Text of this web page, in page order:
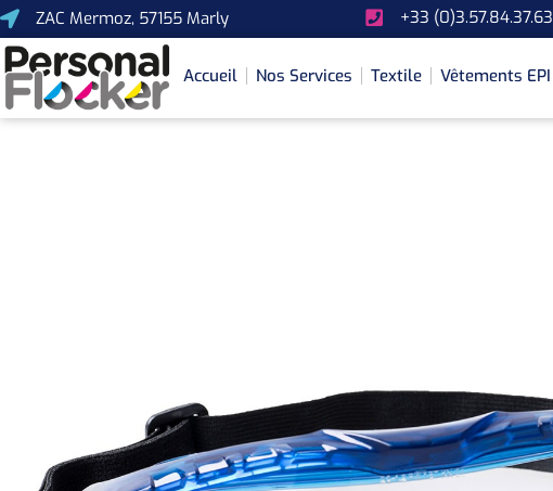
ZAC Mermoz, 57155 Marly +33 (0)3.57.84.37.63
Accueil Nos Services Textile Vêtements EPI